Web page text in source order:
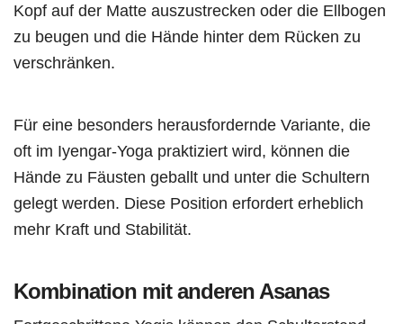
Kopf auf der Matte auszustrecken oder die Ellbogen
zu beugen und die Hände hinter dem Rücken zu
verschränken.
Für eine besonders herausfordernde Variante, die
oft im Iyengar-Yoga praktiziert wird, können die
Hände zu Fäusten geballt und unter die Schultern
gelegt werden. Diese Position erfordert erheblich
mehr Kraft und Stabilität.
Kombination mit anderen Asanas